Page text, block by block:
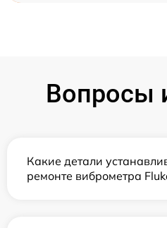
Вопросы
Какие детали
ремонте виброметра